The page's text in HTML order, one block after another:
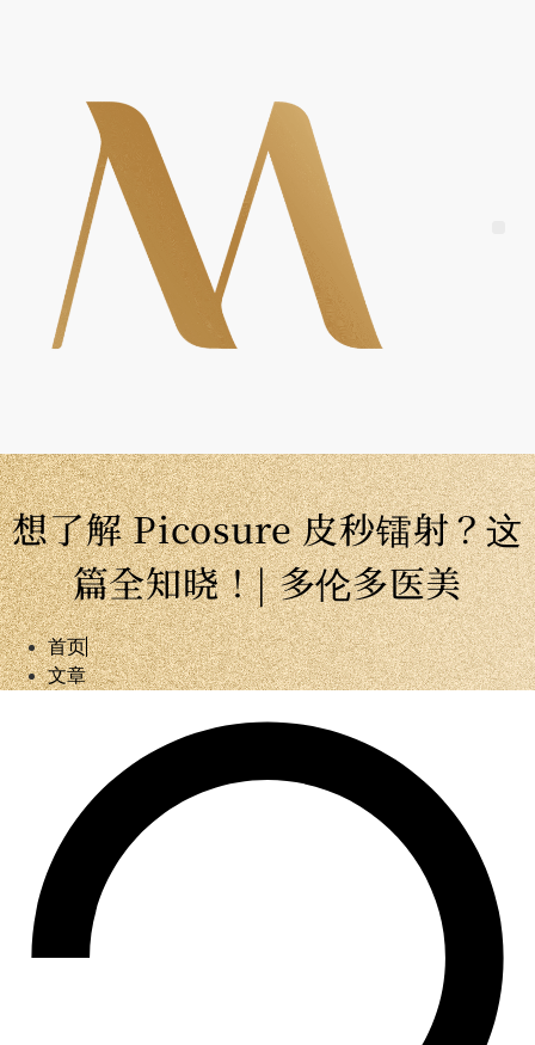
想了解 Picosure 皮秒镭射？这
篇全知晓！| 多伦多医美
首页
文章